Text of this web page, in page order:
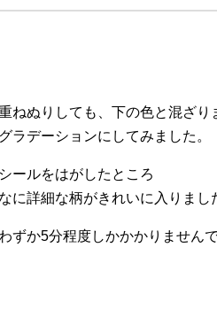
ねぬりしても、下の色と混ざり
ラデーションにしてみました。
ールをはがしたところ
に詳細な柄がきれいに入りまし
ずか5分程度しかかかりませんで